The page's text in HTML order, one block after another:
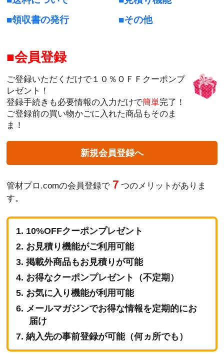
領収書の発行
その他
会員登録
ご登録いただくだけで１０％ＯＦＦクーポンプ
レゼント！
登録手続きも必要情報の入力だけで簡単完了！
ご登録前の買い物かごに入れた商品もそのま
ま！
新規会員登録へ
管材プロ.comの会員登録で ７つのメリットがありま
す。
10%OFFクーポンプレゼント
お見積り機能がご利用可能
掲載外商品もお見積りが可能
お得なクーポンプレゼント（不定期）
お気に入り機能が利用可能
メールマガジンでお得な情報を定期的にお
届け
納入先の事前登録が可能（何ヵ所でも）